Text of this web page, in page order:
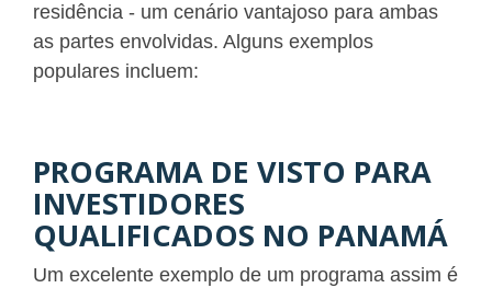
residência - um cenário vantajoso para ambas
as partes envolvidas. Alguns exemplos
populares incluem:
PROGRAMA DE VISTO PARA
INVESTIDORES
QUALIFICADOS NO PANAMÁ
Um excelente exemplo de um programa assim é